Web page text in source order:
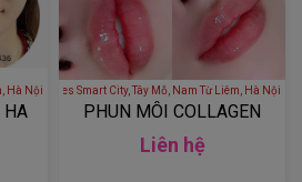
Nam Từ Liêm, Hà Nội, Việt Nam
HA
BEAUTY - S1.02 Vinhomes Smart City, Tây Mỗ, Nam Từ
PHUN MÔI COLLAGEN
Liên hệ